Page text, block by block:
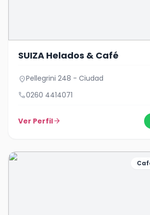
SUIZA Helados & Café
location_onPellegrini 248 - Ciudad
call0260 4414071
Ver Perfilarrow_forward